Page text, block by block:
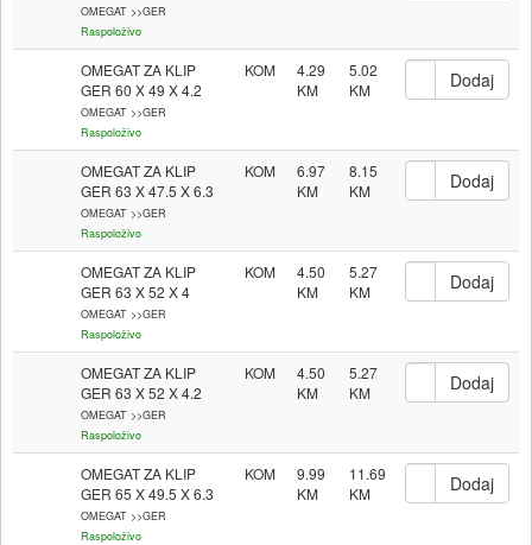
OMEGAT >>GER
Raspoloživo
OMEGAT ZA KLIP
GER 60 X 49 X 4.2
OMEGAT >>GER
Raspoloživo
KOM 4.29 5.02
OMEGAT ZA KLIP
GER 63 X 47.5 X 6.3
OMEGAT >>GER
Raspoloživo
KOM 6.97 8.15
OMEGAT ZA KLIP
GER 63 X 52 X 4
OMEGAT >>GER
Raspoloživo
KOM 4.50 5.27
OMEGAT ZA KLIP
GER 63 X 52 X 4.2
OMEGAT >>GER
Raspoloživo
KOM 4.50 5.27
OMEGAT ZA KLIP
GER 65 X 49.5 X 6.3
OMEGAT >>GER
Raspoloživo
KOM 9.99 11.69